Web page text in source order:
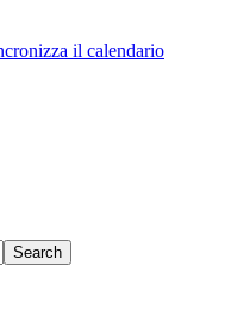
il calendario